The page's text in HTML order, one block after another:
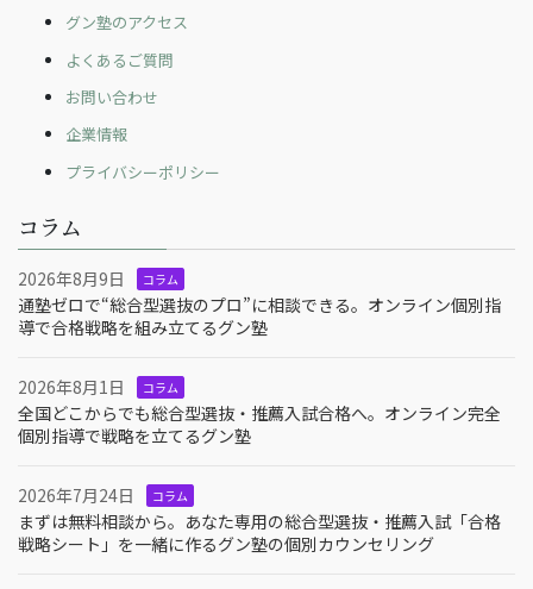
グン塾のアクセス
よくあるご質問
お問い合わせ
企業情報
プライバシーポリシー
コラム
2026年8月9日 コラム
通塾ゼロで“総合型選抜のプロ”に相談できる。オンライン個別指
導で合格戦略を組み立てるグン塾
2026年8月1日 コラム
全国どこからでも総合型選抜・推薦入試合格へ。オンライン完全
個別指導で戦略を立てるグン塾
2026年7月24日 コラム
まずは無料相談から。あなた専用の総合型選抜・推薦入試「合格
戦略シート」を一緒に作るグン塾の個別カウンセリング